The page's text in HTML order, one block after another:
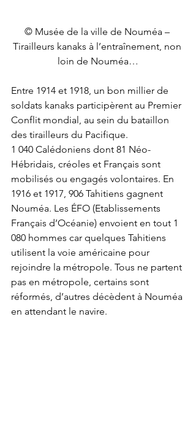
© Musée de la ville de Nouméa –
Tirailleurs kanaks à l’entraînement, non
loin de Nouméa…
Entre 1914 et 1918, un bon millier de
soldats kanaks participèrent au Premier
Conflit mondial, au sein du bataillon
des tirailleurs du Pacifique.
1 040 Calédoniens dont 81 Néo-
Hébridais, créoles et Français sont
mobilisés ou engagés volontaires. En
1916 et 1917, 906 Tahitiens gagnent
Nouméa. Les ÉFO (Etablissements
Français d’Océanie) envoient en tout 1
080 hommes car quelques Tahitiens
utilisent la voie américaine pour
rejoindre la métropole. Tous ne partent
pas en métropole, certains sont
réformés, d’autres décèdent à Nouméa
en attendant le navire.